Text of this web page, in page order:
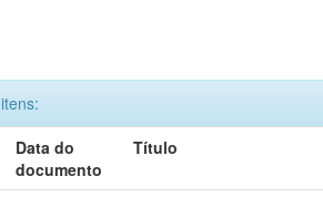
Data do
documento
Título